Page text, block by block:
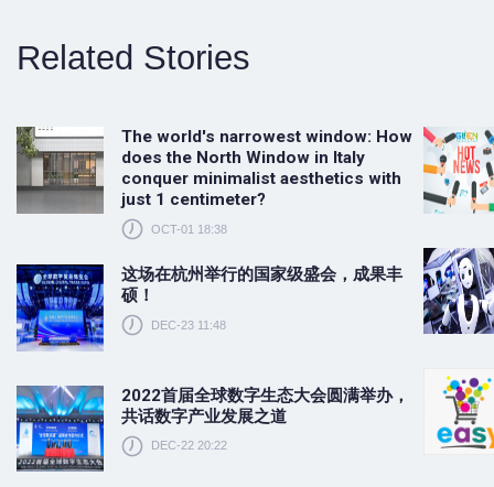
Related Stories
The world's narrowest window: How
does the North Window in Italy
conquer minimalist aesthetics with
just 1 centimeter?
OCT-01 18:38
这场在杭州举行的国家级盛会，成果丰
硕！
DEC-23 11:48
2022首届全球数字生态大会圆满举办，
共话数字产业发展之道
DEC-22 20:22